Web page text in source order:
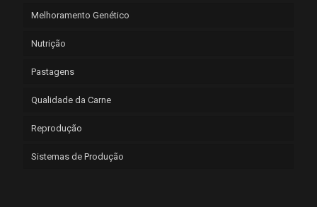
Melhoramento Genético
Nutrição
Pastagens
Qualidade da Carne
Reprodução
Sistemas de Produção